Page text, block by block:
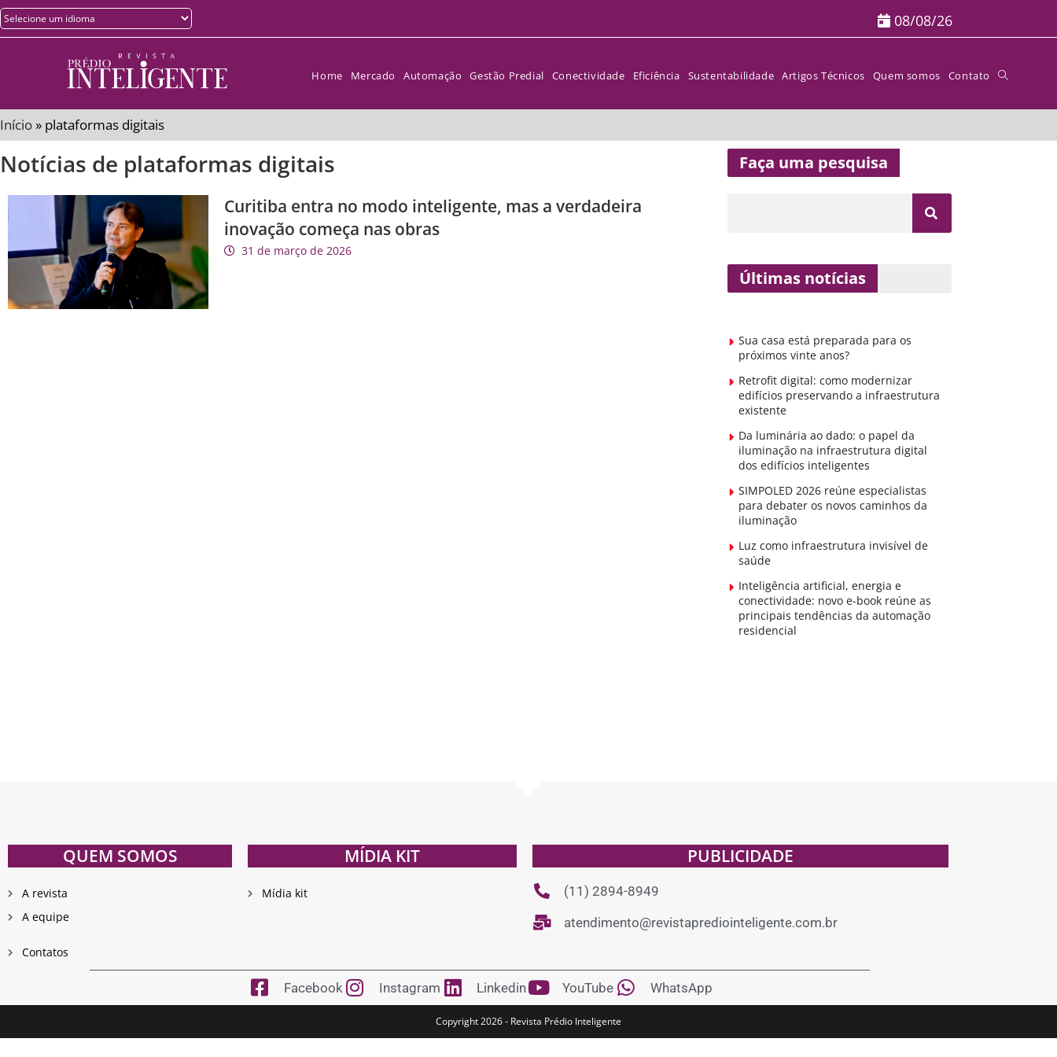
08/08/26
Home Mercado Automação Gestão Predial Conectividade Eficiência Sustentabilidade Artigos Técnicos Quem somos Contato
Início» plataformas digitais
Notícias de plataformas digitais
Curitiba entra no modo inteligente, mas a verdadeira
inovação começa nas obras
31 de março de 2026
Faça uma pesquisa
Últimas notícias
Sua casa está preparada para os
próximos vinte anos?
Retrofit digital: como modernizar
edifícios preservando a infraestrutura
existente
Da luminária ao dado: o papel da
iluminação na infraestrutura digital
dos edifícios inteligentes
SIMPOLED 2026 reúne especialistas
para debater os novos caminhos da
iluminação
Luz como infraestrutura invisível de
saúde
Inteligência artificial, energia e
conectividade: novo e-book reúne as
principais tendências da automação
residencial
QUEM SOMOS
A revista
A equipe
Contatos
MÍDIA KIT
Mídia kit
PUBLICIDADE
(11) 2894-8949
atendimento@revistaprediointeligente.com.br
Facebook Instagram Linkedin YouTube WhatsApp
Copyright 2026 - Revista Prédio Inteligente